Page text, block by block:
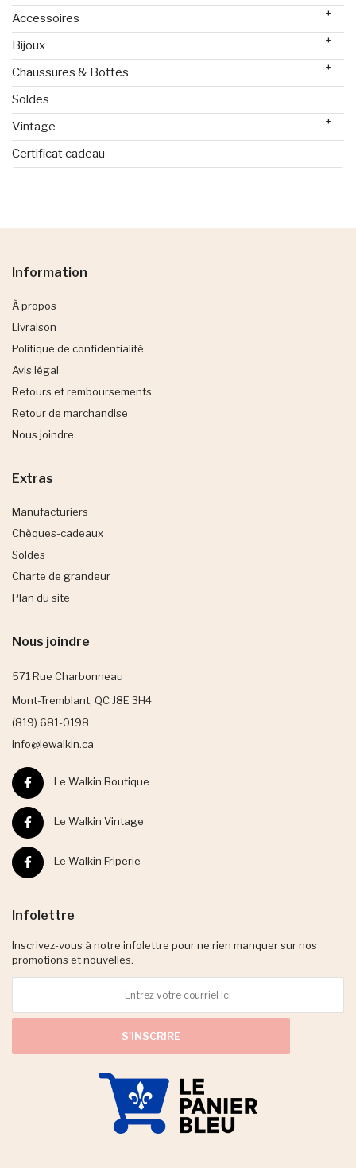
Accessoires +
Bijoux +
Chaussures & Bottes +
Soldes
Vintage
+
Certificat cadeau
Information
À propos
Livraison
Politique de confidentialité
Avis légal
Retours et remboursements
Retour de marchandise
Nous joindre
Extras
Manufacturiers
Chèques-cadeaux
Soldes
Charte de grandeur
Plan du site
Nous joindre
571 Rue Charbonneau
Mont-Tremblant, QC J8E 3H4
(819) 681-0198
info@lewalkin.ca
Le Walkin Boutique
Le Walkin Vintage
Le Walkin Friperie
Infolettre
Inscrivez-vous à notre infolettre pour ne rien manquer sur nos
promotions et nouvelles.